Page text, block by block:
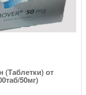
(Таблетки) от
50мг)